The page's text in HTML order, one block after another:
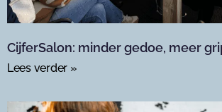
CijferSalon: minder gedoe, meer
Lees verder »